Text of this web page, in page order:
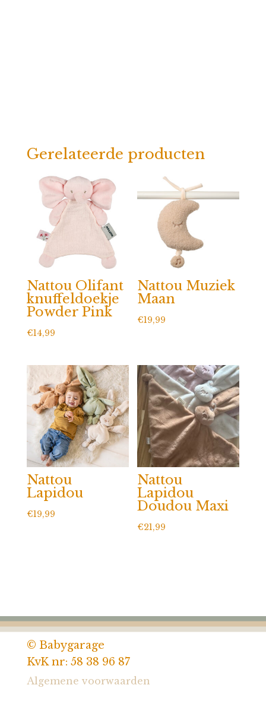
Gerelateerde producten
Nattou Olifant
knuffeldoekje
Powder Pink
€14,99
Nattou Muziek
Maan
€19,99
Nattou
Lapidou
€19,99
Nattou
Lapidou
Doudou Maxi
€21,99
© Babygarage
KvK nr: 58 38 96 87
Algemene voorwaarden